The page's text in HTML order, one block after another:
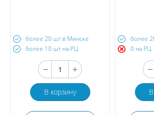
более 20 шт в Минске
более 10 шт на РЦ
В корзину
более
0 на РЦ